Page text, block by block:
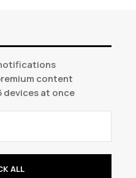
content
devices at once
ALL